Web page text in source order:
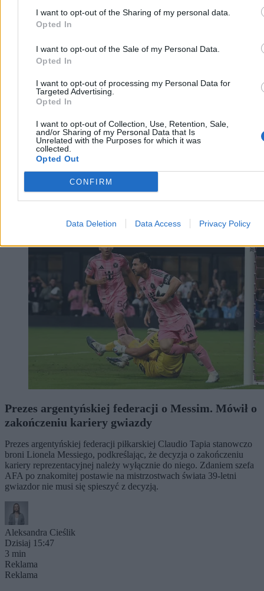
I want to opt-out of the Sharing of my personal data.
Opted In
I want to opt-out of the Sale of my Personal Data.
Opted In
I want to opt-out of processing my Personal Data for
Targeted Advertising.
Opted In
I want to opt-out of Collection, Use, Retention, Sale,
and/or Sharing of my Personal Data that Is
Unrelated with the Purposes for which it was
collected.
Opted Out
CONFIRM
Data Deletion Data Access Privacy Policy
Węgry mają kandydata na prezydenta.
Klub parlamentarny Tiszy Petera Magyara wybrał w sobotę Andrasa
Bakę, byłego prezesa węgierskiego Sądu Najwyższego, na
głową państwa we wtorek 11 sierpnia. Fidesz zapowiedział bojkot
głosowania.
Aleksandra Cieślik
Dzisiaj 16:19
3 min
Prezes argentyńskiej federacji o Messim. Mówił o
zakończeniu kariery gwiazdy
Prezes argentyńskiej federacji piłkarskiej Claudio Tapia stanowczo
broni Lionela Messiego, podkreślając, że decyzja o zakończeniu
kariery reprezentacyjnej należy wyłącznie do niego. Zdaniem szefa
AFA po znakomitej postawie na mistrzostwach świata 39-letni
gwiazdor nie musi się spieszyć z decyzją.
Aleksandra Cieślik
Dzisiaj 15:47
3 min
Reklama
Reklama